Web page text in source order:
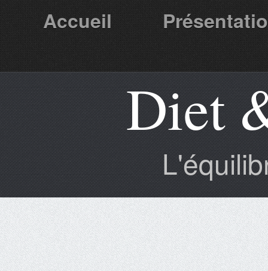
Accueil
Partenaires Diet